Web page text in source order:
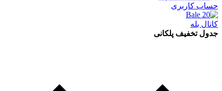
حساب کاربری
کانال بله
جدول تخفیف پلکانی